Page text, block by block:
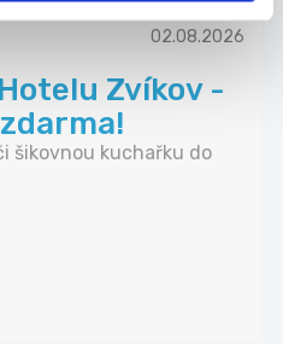
02.08.2026
Zvíkov -
šikovnou kuchařku do